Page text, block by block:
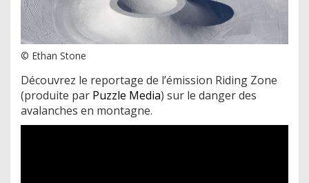
© Ethan Stone
Découvrez le reportage de l’émission Riding Zone
(produite par Puzzle Media) sur le danger des
avalanches en montagne.